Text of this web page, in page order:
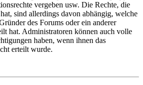
vergeben usw. Die Rechte, die
sind allerdings davon abhängig, welche
des Forums oder ein anderer
hat. Administratoren können auch volle
haben, wenn ihnen das
erteilt wurde.